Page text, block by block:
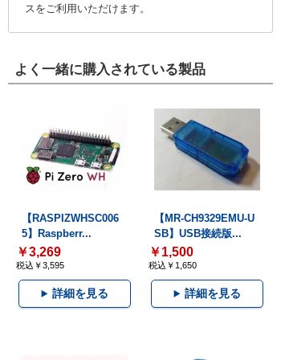
スをご利用いただけます。
よく一緒に購入されている製品
【RASPIZWHSC006
5】Raspberr...
￥3,269
税込￥3,595
詳細を見る
【MR-CH9329EMU-U
SB】USB接続版...
￥1,500
税込￥1,650
詳細を見る